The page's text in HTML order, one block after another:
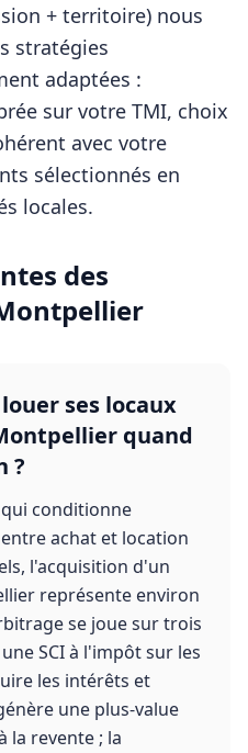
+ territoire) nous
stratégies
adaptées :
sur votre TMI, choix
avec votre
sélectionnés en
locales.
des
ses locaux
quand
?
qui conditionne
achat et location
l'acquisition d'un
représente environ
se joue sur trois
SCI à l'impôt sur les
les intérêts et
une plus-value
la revente ; la